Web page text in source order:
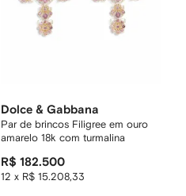
Dolce & Gabbana
Par de brincos Filigree em ouro
amarelo 18k com turmalina
R$ 182.500
12 x R$ 15.208,33